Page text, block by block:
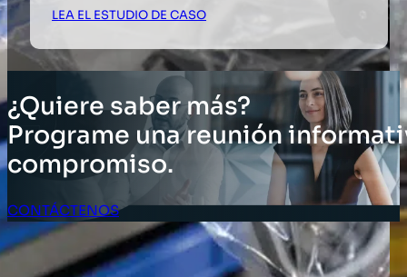
LEA EL ESTUDIO DE CASO
¿Quiere saber más?
Programe una reunión
compromiso.
CONTÁCTENOS
Acceso Clientes